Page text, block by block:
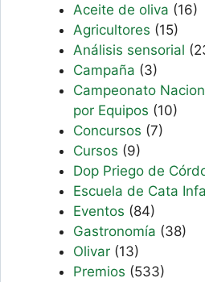
Aceite de oliva (16)
Agricultores (15)
Análisis sensorial
Campaña (3)
Campeonato
por Equipos (10)
Concursos (7)
Cursos (9)
Dop Priego de
Escuela de Cata
Eventos (84)
Gastronomía (38)
Olivar (13)
Premios (533)